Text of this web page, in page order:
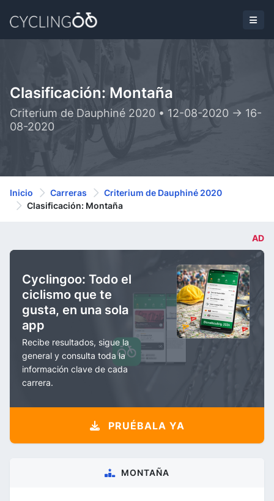
Clasificación: Montaña
Criterium de Dauphiné 2020 • 12-08-2020 -> 16-
08-2020
Inicio Carreras
Criterium de Dauphiné 2020
Clasificación: Montaña
AD
Cyclingoo: Todo el
ciclismo que te
gusta, en una sola
app
Recibe resultados, sigue la
general y consulta toda la
información clave de cada
carrera.
PRUÉBALA YA
MONTAÑA